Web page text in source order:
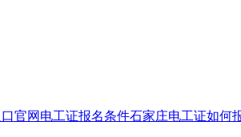
官网 电工证报名条件石家庄电工证如何